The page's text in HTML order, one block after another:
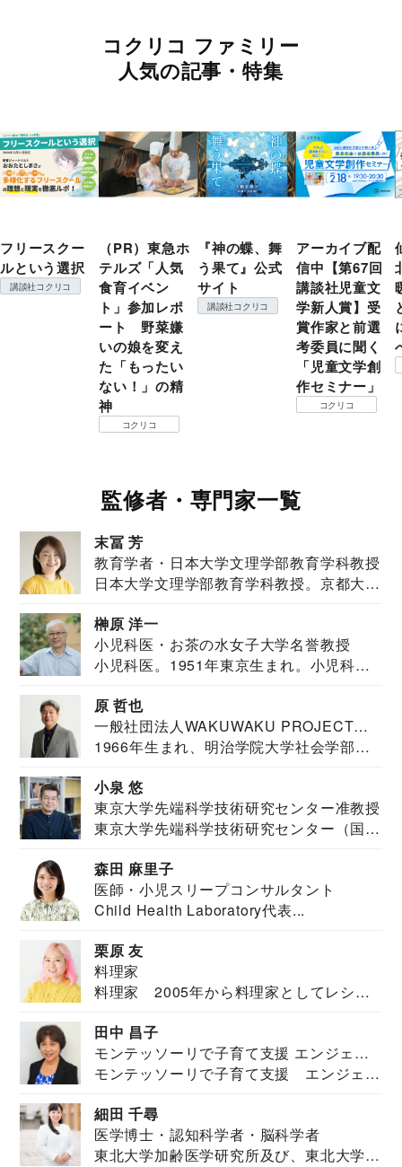
コクリコ ファミリー
人気の記事・特集
フリースクー
ルという選択
講談社コクリコ
（PR）東急ホ
テルズ「人気
食育イベン
ト」参加レポ
ート 野菜嫌
いの娘を変え
た「もったい
ない！」の精
神
コクリコ
『神の蝶、舞
う果て』公式
サイト
講談社コクリコ
アーカイブ配
信中【第67回
講談社児童文
学新人賞】受
賞作家と前選
考委員に聞く
「児童文学創
作セミナー」
コクリコ
監修者・専門家一覧
末冨 芳
教育学者・日本大学文理学部教育学科教授
日本大学文理学部教育学科教授。京都大学
榊原 洋一
小児科医・お茶の水女子大学名誉教授
小児科医。1951年東京生まれ。小児科
原 哲也
一般社団法人WAKUWAKU PROJECT
JAPAN代表・言語聴覚士・社会福祉士
1966年生まれ、明治学院大学社会学部福
小泉 悠
東京大学先端科学技術研究センター准教授
東京大学先端科学技術研究センター（国際
森田 麻里子
医師・小児スリープコンサルタント
Child Health Laboratory代表...
栗原 友
料理家
料理家 2005年から料理家としてレシピ
田中 昌子
モンテッソーリで子育て支援 エンジェル
ズハウス研究所所長
モンテッソーリで子育て支援 エンジェル
細田 千尋
医学博士・認知科学者・脳科学者
東北大学加齢医学研究所及び、東北大学大